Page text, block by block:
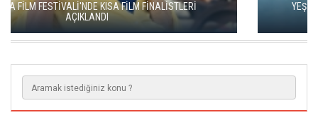
YEŞİM USTAOĞLU'NUN "ARTAKALAN"I SAN SEBASTIÁN'DA
DÜNYA PRÖMİYERİNİ YAPACAK